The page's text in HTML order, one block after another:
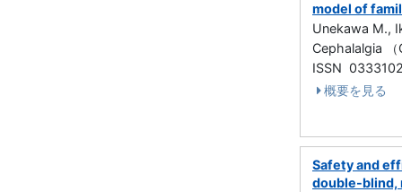
model of
Unekawa M.,
Cephalalgia
ISSN
概要を見る
Safety and
double-blind,